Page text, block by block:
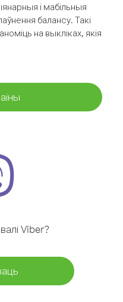
і мабільныя
балансу. Такі
на выкліках, якія
Viber?